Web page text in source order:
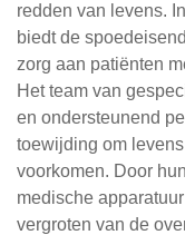
redden van levens.
biedt de
zorg aan patiënten
Het team van
en ondersteunend
toewijding om
voorkomen. Door
medische
vergroten van de